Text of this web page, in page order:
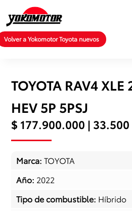
Volver a Yokomotor Toyota nuevos
TOYOTA RAV4 XLE
HEV 5P 5PSJ
$ 177.900.000 |
Marca:TOYOTA
Año: 2022
Tipo de combustible: Híbrido